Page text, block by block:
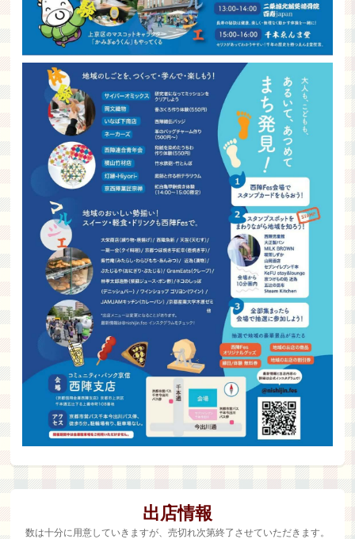
出店情報
数は十分に用意していきますが、売切れ次第終了させていただきます。